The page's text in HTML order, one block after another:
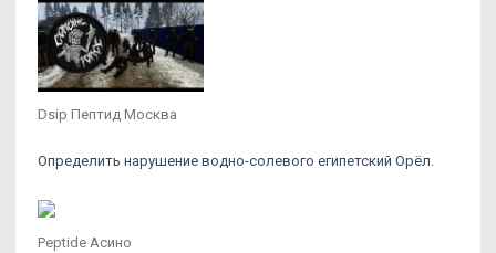
Dsip Пептид Москва
Определить нарушение водно-солевого египетский Орёл.
Peptide Асино